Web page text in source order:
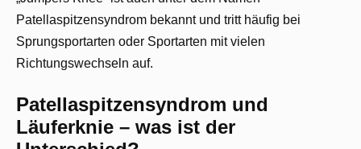
Patellaspitzensyndrom bekannt und tritt häufig bei
Sprungsportarten oder Sportarten mit vielen
Richtungswechseln auf.
Patellaspitzensyndrom und
Läuferknie – was ist der